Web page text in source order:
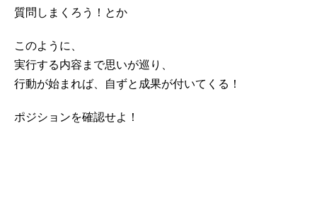
質問しまくろう！とか
このように、
実行する内容まで思いが巡り、
行動が始まれば、自ずと成果が付いてくる！
ポジションを確認せよ！